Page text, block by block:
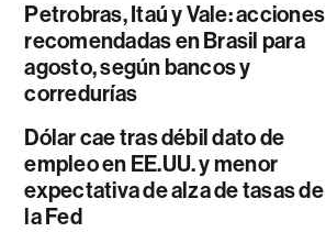
Petrobras, Itaú y Vale: acciones
recomendadas en Brasil para
agosto, según bancos y
corredurías
Dólar cae tras débil dato de
empleo en EE.UU. y menor
expectativa de alza de tasas de
la Fed